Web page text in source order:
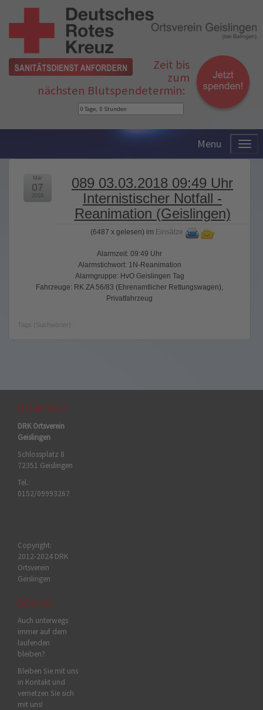
Zeit bis
zum
nächsten Blutspendetermin:
Menu
089 03.03.2018 09:49 Uhr
Internistischer Notfall -
Reanimation (Geislingen)
(6487 x gelesen) im Einsätze
Mär
07
2018
Alarmzeit: 09:49 Uhr
Alarmstichwort: 1N-Reanimation
Alarmgruppe: HvO Geislingen Tag
Fahrzeuge: RK ZA 56/83 (Ehrenamtlicher Rettungswagen),
Privatfahrzeug
Tags (Suchwörter):
KONTAKT
DRK Ortsverein
Geislingen
Schlossplatz 8
72351 Geislingen
Tel.:
0152/09993267
Copyright:
2012-2024 DRK
Ortsverein
Geislingen
SOCIAL
Auch unterwegs
immer auf dem
laufenden
bleiben?
Bleiben Sie mit uns
in Kontakt und
vernetzen Sie sich
mit uns!